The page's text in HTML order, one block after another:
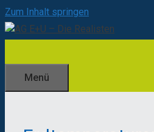
Zum Inhalt springen
Menü